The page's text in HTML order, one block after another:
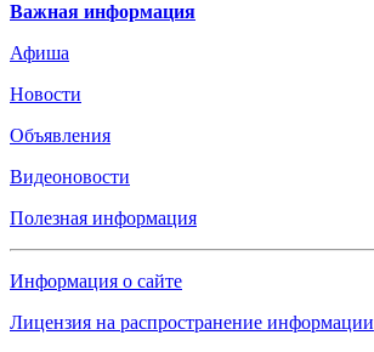
Важная информация
Афиша
Новости
Объявления
Видеоновости
Полезная информация
Информация о сайте
Лицензия на распространение информации